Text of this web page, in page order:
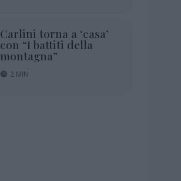
Carlini torna a ‘casa’
con “I battiti della
montagna”
2 MIN